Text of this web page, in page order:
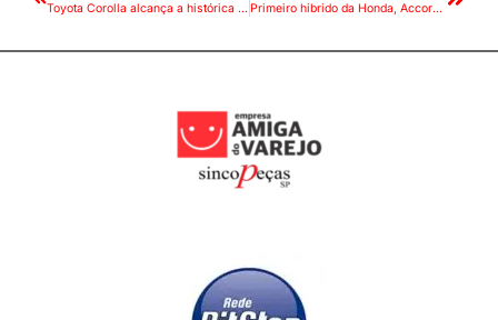
Toyota Corolla alcança a histórica marca de 50 milhões de unidades vendidas no mundo Primeiro hibrido da Honda, Accord chega às lojas por R$ 300 mil